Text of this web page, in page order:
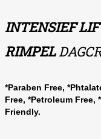
INTENSIEF
RIMPEL
*Paraben Free,
Free, *Petroleum Free,
Friendly.